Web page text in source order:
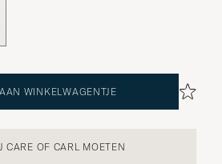
WINKELWAGENTJE
OF CARL MOETEN